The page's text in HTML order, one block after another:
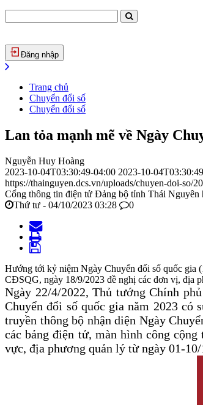
Đăng nhập
Trang chủ
Chuyển đổi số
Chuyển đổi số
Lan tỏa mạnh mẽ về Ngày
Nguyễn Huy Hoàng
2023-10-04T03:30:49-04:00 2023-10-
https://thainguyen.dcs.vn/uploads/chuyen-doi-so/
Cổng thông tin điện tử Đảng bộ tỉnh Thái Nguyên
Thứ tư - 04/10/2023 03:28
0
Hướng tới kỷ niệm Ngày Chuyển đổi số quốc gia
CĐSQG, ngày 18/9/2023 đề nghị các đơn vị, địa
Ngày 22/4/2022, Thủ tướng Chính
Chuyển đổi số quốc gia năm 2023 có
truyền thông bộ nhận diện Ngày
các bảng điện tử, màn hình công
vực, địa phương quản lý từ ngày 01-